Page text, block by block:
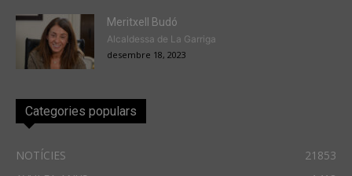
Meritxell Budó
Alcaldessa de La Garriga
desembre 18, 2023
Categories populars
NOTÍCIES
21853